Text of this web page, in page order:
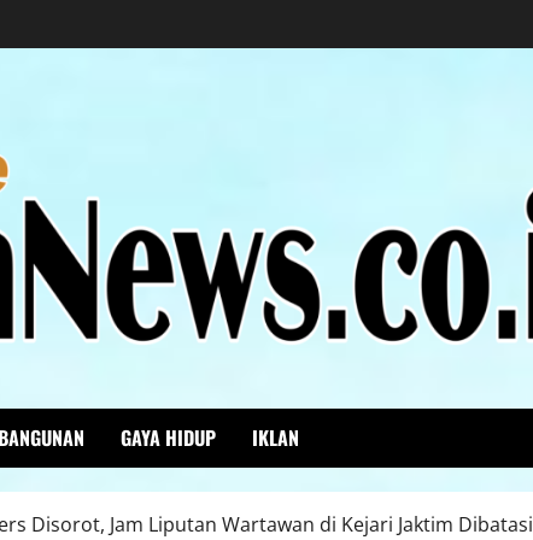
GAYA HIDUP IKLAN
Disorot, Jam Liputan Wartawan di Kejari Jaktim Dibatasi